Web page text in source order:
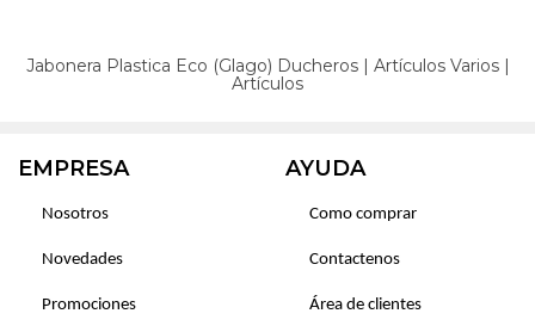
Jabonera Plastica Eco (Glago) Ducheros| Artículos Varios|
Artículos
EMPRESA
Nosotros
Novedades
Promociones
AYUDA
Como comprar
Contactenos
Área de clientes